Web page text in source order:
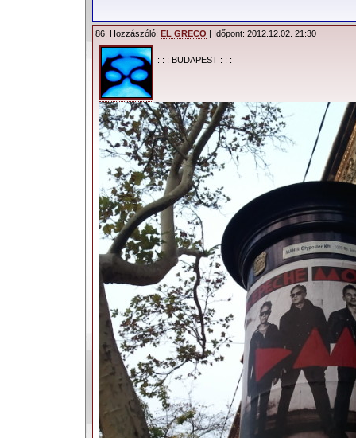
86. Hozzászóló: EL GRECO | Időpont: 2012.12.02. 21:30
: : : BUDAPEST : : :